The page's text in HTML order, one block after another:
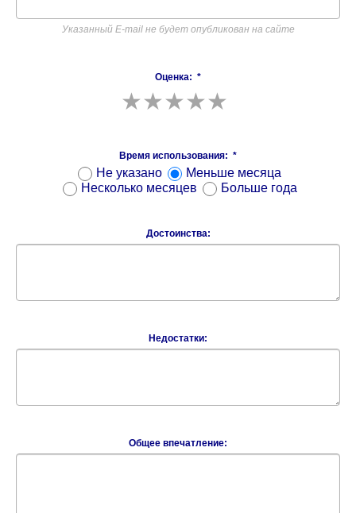
Указанный E-mail не будет опубликован на сайте
Оценка: *
Время использования: *
Не указано
Меньше месяца
Несколько месяцев
Больше года
Достоинства:
Недостатки:
Общее впечатление: